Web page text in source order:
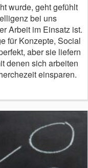
wurde, geht gefühlt
bei uns
Arbeit im Einsatz ist.
für Konzepte, Social
aber sie liefern
denen sich arbeiten
einsparen.